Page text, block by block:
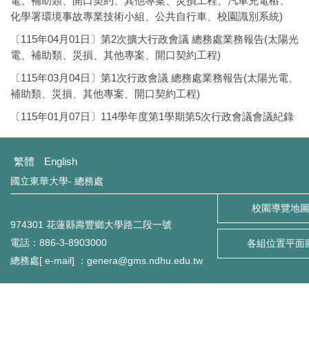
化學署環境事故專業技術小組、公共自行車、校園識別系統)
〔115年04月01日〕第2次擴大行政會議 總務處業務報告(太陽光
電、補助類、災損、其他專案、開口契約工程)
〔115年03月04日〕第1次行政會議 總務處業務報告(太陽光電、
補助類、災損、其他專案、開口契約工程)
〔115年01月07日〕114學年度第1學期第5次行政會議會議紀錄
繁體 English
國立東華大學- 總務處
974301 花蓮縣壽豐鄉大學路二段一號
電話：886-3-8903000
總務處[ e-mail] ：genera@gms.ndhu.edu.tw
校園導覽地圖
各組位置平面